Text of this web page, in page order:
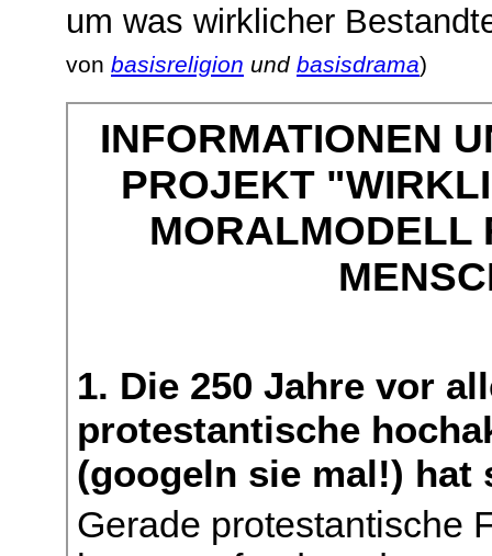
um was wirklicher
von basisreligion und basisdrama)